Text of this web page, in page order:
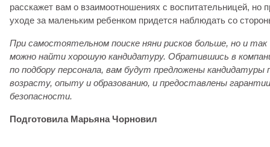
расскажет вам о взаимоотношениях с воспитательницей, но
уходе за маленьким ребенком придется наблюдать со
При самостоятельном поиске няни рисков больше, но и так
можно найти хорошую кандидатуру. Обратившись в
по подбору персонала, вам будут предложены кандидатуры
возрасту, опыту и образованию, и предоставлены гарантии
безопасности.
Подготовила Марьяна Чорновил